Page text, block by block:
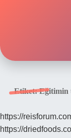
Hakkımızda
Etiket:Eğitimin
https://
https://